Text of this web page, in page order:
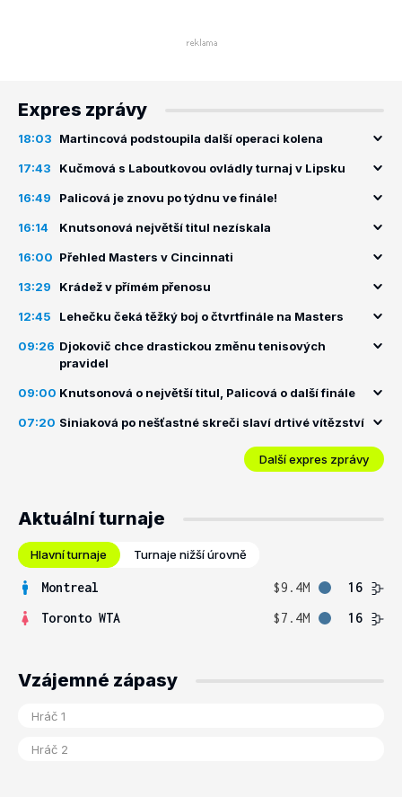
Expres zprávy
18:03 Martincová podstoupila další operaci kolena
17:43 Kučmová s Laboutkovou ovládly turnaj v Lipsku
16:49 Palicová je znovu po týdnu ve finále!
16:14 Knutsonová největší titul nezískala
16:00 Přehled Masters v Cincinnati
13:29 Krádež v přímém přenosu
12:45 Lehečku čeká těžký boj o čtvrtfinále na Masters
09:26 Djokovič chce drastickou změnu tenisových
pravidel
09:00 Knutsonová o největší titul, Palicová o další finále
07:20 Siniaková po nešťastné skreči slaví drtivé vítězství
Další expres zprávy
Aktuální turnaje
Hlavní turnaje Turnaje nižší úrovně
Montreal $9.4M
16
Toronto WTA
$7.4M 16
Vzájemné zápasy